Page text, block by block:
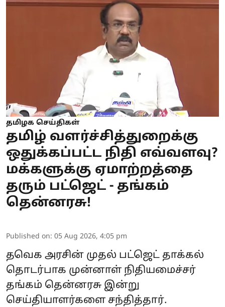
தமிழக செய்திகள்
தமிழ் வளர்ச்சித்துறைக்கு
ஒதுக்கப்பட்ட நிதி எவ்வளவு?
மக்களுக்கு ஏமாற்றத்தை
தரும் பட்ஜெட் - தங்கம்
தென்னரசு!
Published on: 05 Aug 2026, 4:05 pm
தவெக அரசின் முதல் பட்ஜெட் தாக்கல்
தொடர்பாக முன்னாள் நிதியமைச்சர்
தங்கம் தென்னரசு இன்று
செய்தியாளர்களை சந்தித்தார்.